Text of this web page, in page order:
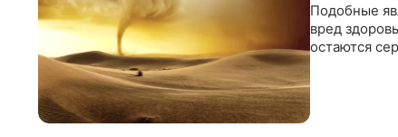
Подобные
вред
остаются